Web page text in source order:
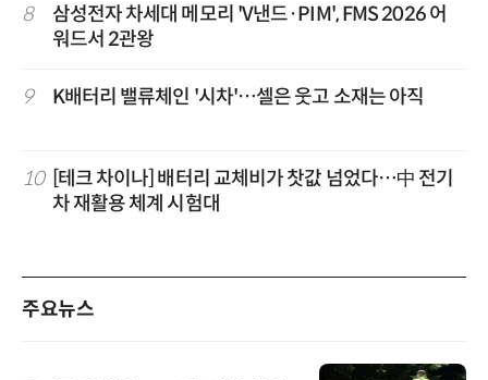
8
삼성전자 차세대 메모리 'V낸드·PIM', FMS 2026 어
워드서 2관왕
9 K배터리 밸류체인 '시차'…셀은 웃고 소재는 아직
10
[테크 차이나] 배터리 교체비가 찻값 넘었다…中 전기
차 재활용 체계 시험대
주요뉴스